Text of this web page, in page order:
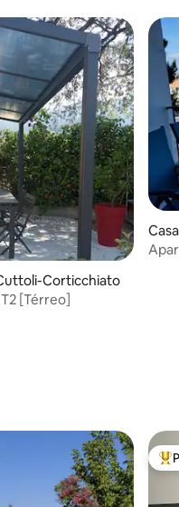
Corticchiato
[Térreo]
ta